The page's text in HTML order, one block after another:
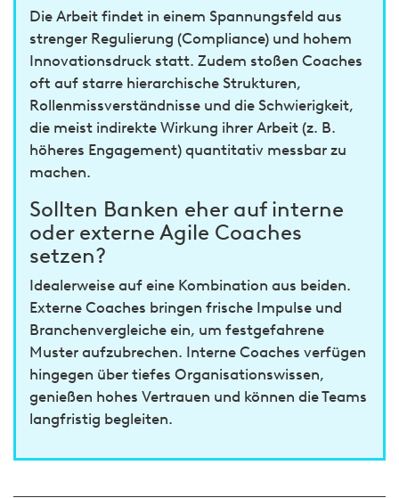
Die Arbeit findet in einem Spannungsfeld aus
strenger Regulierung (Compliance) und hohem
Innovationsdruck statt. Zudem stoßen Coaches
oft auf starre hierarchische Strukturen,
Rollenmissverständnisse und die Schwierigkeit,
die meist indirekte Wirkung ihrer Arbeit (z. B.
höheres Engagement) quantitativ messbar zu
machen.
Sollten Banken eher auf interne
oder externe Agile Coaches
setzen?
Idealerweise auf eine Kombination aus beiden.
Externe Coaches bringen frische Impulse und
Branchenvergleiche ein, um festgefahrene
Muster aufzubrechen. Interne Coaches verfügen
hingegen über tiefes Organisationswissen,
genießen hohes Vertrauen und können die Teams
langfristig begleiten.